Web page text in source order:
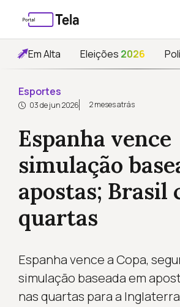
Em Alta Eleições 2026
Esportes
03 de jun 2026 2 meses atrás
Espanha vence
simulação
apostas; Brasil
quartas
Espanha vence a Copa,
simulação baseada em
nas quartas para a